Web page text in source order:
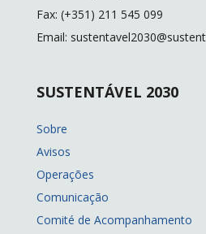
Fax: (+351) 211 545 099
Email:
SUSTENTÁVEL 2030
Sobre
Avisos
Operações
Comunicação
Comité de Acompanhamento